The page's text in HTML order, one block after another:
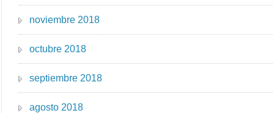
noviembre 2018
octubre 2018
septiembre 2018
agosto 2018